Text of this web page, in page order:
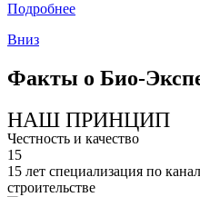
Подробнее
Вниз
Факты о Био-
НАШ ПРИНЦИП
Честность и качество
15
15 лет специализация по
строительстве